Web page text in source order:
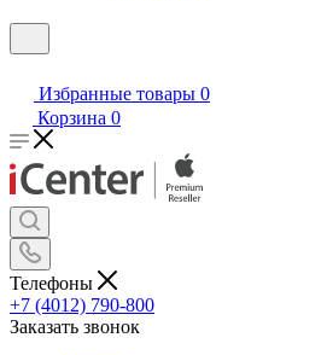
Избранные товары 0
Корзина 0
Телефоны
+7 (4012) 790-800
Заказать звонок